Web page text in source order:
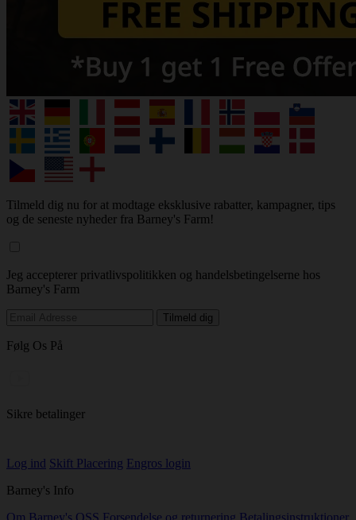
Tilmeld dig nu for at modtage eksklusive rabatter, kampagner, tips
og de seneste nyheder fra Barney's Farm!
Jeg accepterer privatlivspolitikken og handelsbetingelserne hos
Barney's Farm
Følg Os På
Sikre betalinger
Log ind Skift Placering Engros login
Barney's Info